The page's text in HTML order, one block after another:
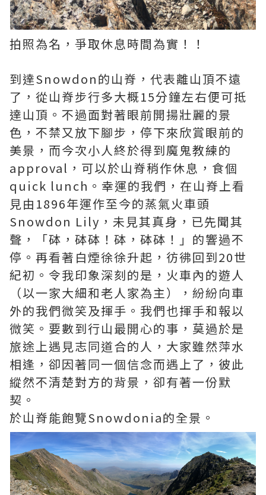
拍照為名，爭取休息時間為實！！
到達Snowdon的山脊，代表離山頂不遠
了，從山脊步行多大概15分鐘左右便可抵
達山頂。不過面對著眼前開揚壯麗的景
色，不禁又放下腳步，停下來欣賞眼前的
美景，而今次小人終於得到魔鬼教練的
approval，可以於山脊稍作休息，食個
quick lunch。幸運的我們，在山脊上看
見由1896年運作至今的蒸氣火車頭
Snowdon Lily，未見其真身，已先聞其
聲，「砵，砵砵！砵，砵砵！」的響過不
停。再看著白煙徐徐升起，彷彿回到20世
紀初。令我印象深刻的是，火車內的遊人
（以一家大細和老人家為主），紛紛向車
外的我們微笑及揮手。我們也揮手和報以
微笑。要數到行山最開心的事，莫過於是
旅途上遇見志同道合的人，大家雖然萍水
相逢，卻因著同一個信念而遇上了，彼此
縱然不清楚對方的背景，卻有著一份默
契。
於山脊能飽覽Snowdonia的全景。